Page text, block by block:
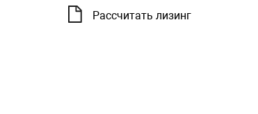
Рассчитать лизинг